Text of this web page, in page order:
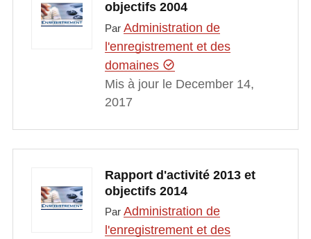
objectifs 2004
Par Administration de
l'enregistrement et des
domaines
Mis à jour le December 14,
2017
Rapport d'activité 2013 et
objectifs 2014
Par Administration de
l'enregistrement et des